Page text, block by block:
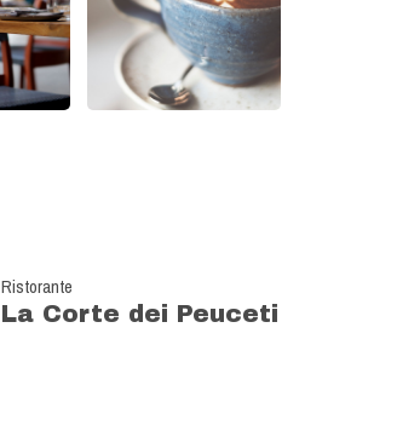
Ristorante
La Corte dei Peuceti